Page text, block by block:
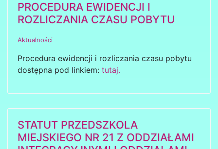
PROCEDURA EWIDENCJI I
ROZLICZANIA CZASU POBYTU
Aktualności
Procedura ewidencji i rozliczania czasu pobytu
dostępna pod linkiem: tutaj.
STATUT PRZEDSZKOLA
MIEJSKIEGO NR 21 Z ODDZIAŁAMI